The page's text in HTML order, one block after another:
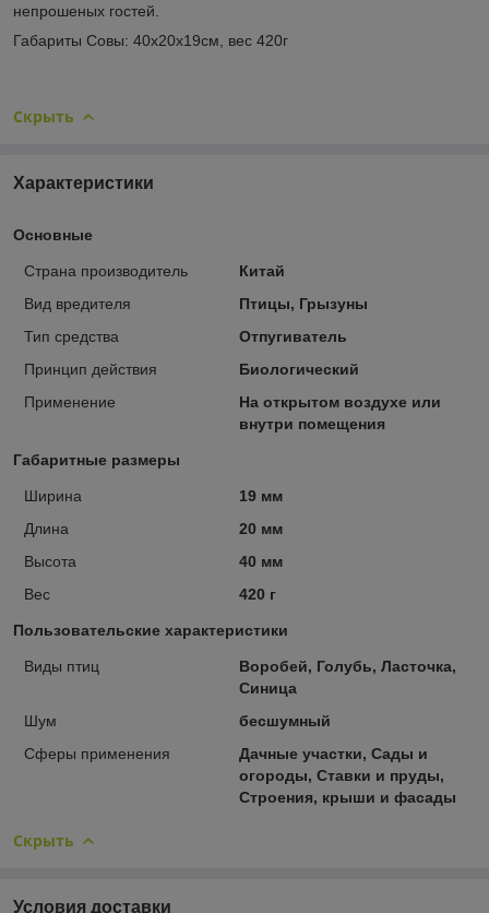
непрошеных гостей.
Габариты Совы: 40х20х19см, вес 420г
Скрыть
Характеристики
Основные
Страна производитель
Китай
Вид вредителя
Птицы, Грызуны
Тип средства
Отпугиватель
Принцип действия
Биологический
Применение
На открытом воздухе или
внутри помещения
Габаритные размеры
Ширина
19 мм
Длина
20 мм
Высота
40 мм
Вес
420 г
Пользовательские характеристики
Виды птиц
Воробей, Голубь, Ласточка,
Синица
Шум
бесшумный
Сферы применения
Дачные участки, Сады и
огороды, Ставки и пруды,
Строения, крыши и фасады
Скрыть
Условия доставки